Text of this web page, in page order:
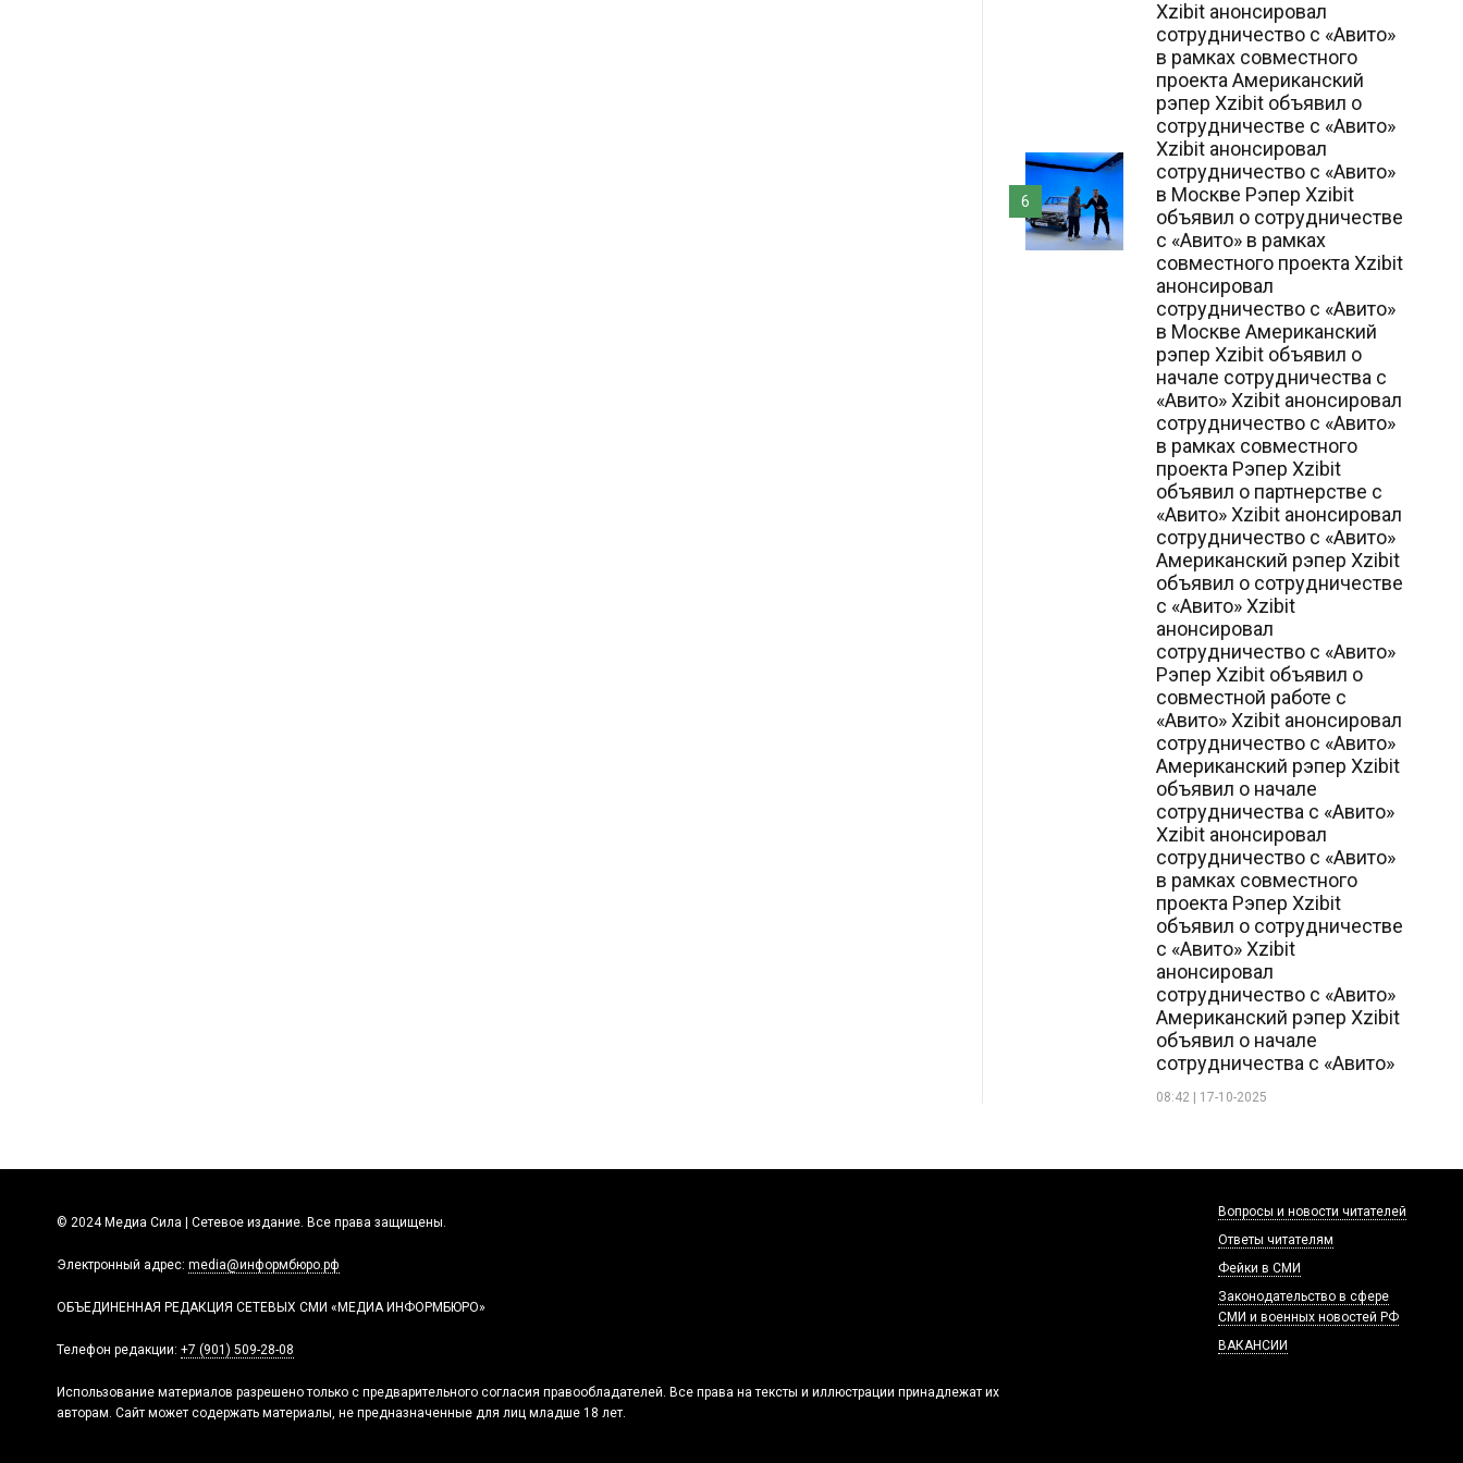
Xzibit анонсировал
сотрудничество с «Авито»
в рамках совместного
проекта Американский
рэпер Xzibit объявил о
сотрудничестве с «Авито»
Xzibit анонсировал
сотрудничество с «Авито»
в Москве Рэпер Xzibit
объявил о сотрудничестве
с «Авито» в рамках
совместного проекта Xzibit
анонсировал
сотрудничество с «Авито»
в Москве Американский
рэпер Xzibit объявил о
начале сотрудничества с
«Авито» Xzibit анонсировал
сотрудничество с «Авито»
в рамках совместного
проекта Рэпер Xzibit
объявил о партнерстве с
«Авито» Xzibit анонсировал
сотрудничество с «Авито»
Американский рэпер Xzibit
объявил о сотрудничестве
с «Авито» Xzibit
анонсировал
сотрудничество с «Авито»
Рэпер Xzibit объявил о
совместной работе с
«Авито» Xzibit анонсировал
сотрудничество с «Авито»
Американский рэпер Xzibit
объявил о начале
сотрудничества с «Авито»
Xzibit анонсировал
сотрудничество с «Авито»
в рамках совместного
проекта Рэпер Xzibit
объявил о сотрудничестве
с «Авито» Xzibit
анонсировал
сотрудничество с «Авито»
Американский рэпер Xzibit
объявил о начале
сотрудничества с «Авито»
08:42 | 17-10-2025
6
© 2024 Медиа Сила | Сетевое издание. Все права защищены.
Электронный адрес: media@информбюро.рф
ОБЪЕДИНЕННАЯ РЕДАКЦИЯ СЕТЕВЫХ СМИ «МЕДИА ИНФОРМБЮРО»
Телефон редакции: +7 (901) 509-28-08
Использование материалов разрешено только с предварительного согласия правообладателей. Все права на тексты и иллюстрации принадлежат их
авторам. Сайт может содержать материалы, не предназначенные для лиц младше 18 лет.
Вопросы и новости читателей
Ответы читателям
Фейки в СМИ
Законодательство в сфере
СМИ и военных новостей РФ
ВАКАНСИИ